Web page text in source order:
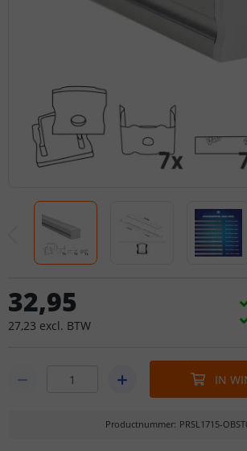
32,95
27,23 excl. BTW
IN
Productnummer: PRSL1715-